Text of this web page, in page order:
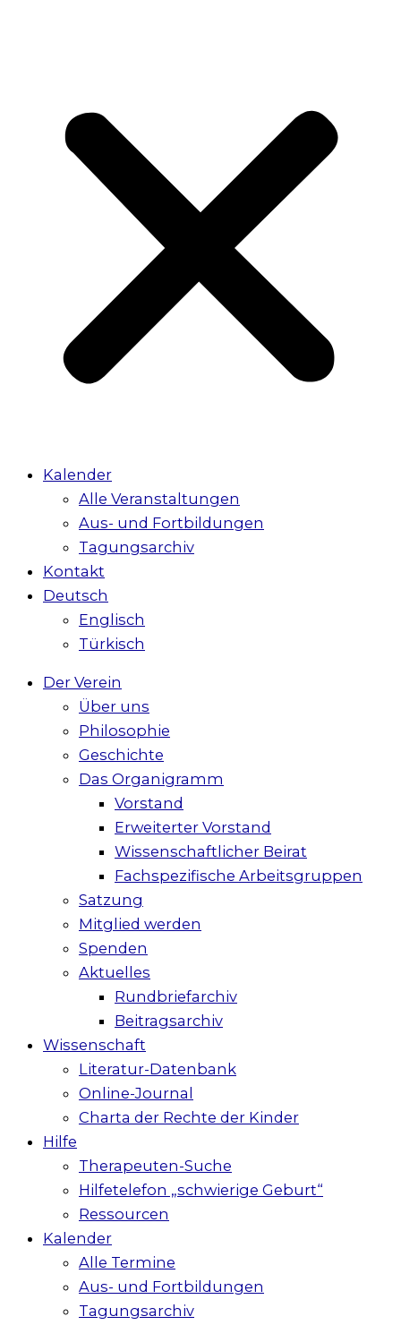
Kalender
Alle Veranstaltungen
Aus- und Fortbildungen
Tagungsarchiv
Kontakt
Deutsch
Englisch
Türkisch
Der Verein
Über uns
Philosophie
Geschichte
Das Organigramm
Vorstand
Erweiterter Vorstand
Wissenschaftlicher Beirat
Fachspezifische Arbeitsgruppen
Satzung
Mitglied werden
Spenden
Aktuelles
Rundbriefarchiv
Beitragsarchiv
Wissenschaft
Literatur-Datenbank
Online-Journal
Charta der Rechte der Kinder
Hilfe
Therapeuten-Suche
Hilfetelefon „schwierige Geburt“
Ressourcen
Kalender
Alle Termine
Aus- und Fortbildungen
Tagungsarchiv